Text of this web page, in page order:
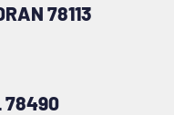
78113
78490